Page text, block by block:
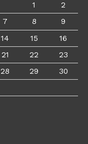
1
2
7 8
9
14 15
16
21 22
23
28 29
30